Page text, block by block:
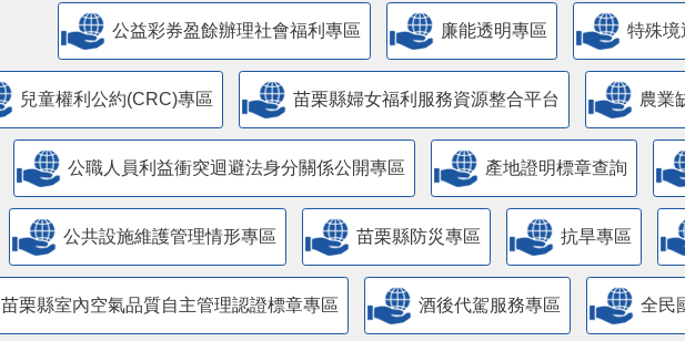
公益彩券盈餘辦理社會福利專區 廉能透明專區 特殊境
兒童權利公約(CRC)專區 苗栗縣婦女福利服務資源整合平台 農業
公職人員利益衝突迴避法身分關係公開專區 產地證明標章查詢
​公共設施維護管理情形專區 苗栗縣防災專區 抗旱專區
苗栗縣室內空氣品質自主管理認證標章專區 酒後代駕服務專區 全民